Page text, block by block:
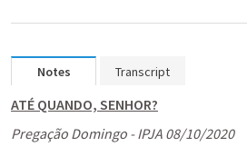
Notes Transcript
ATÉ QUANDO, SENHOR?
Pregação Domingo - IPJA 08/10/2020